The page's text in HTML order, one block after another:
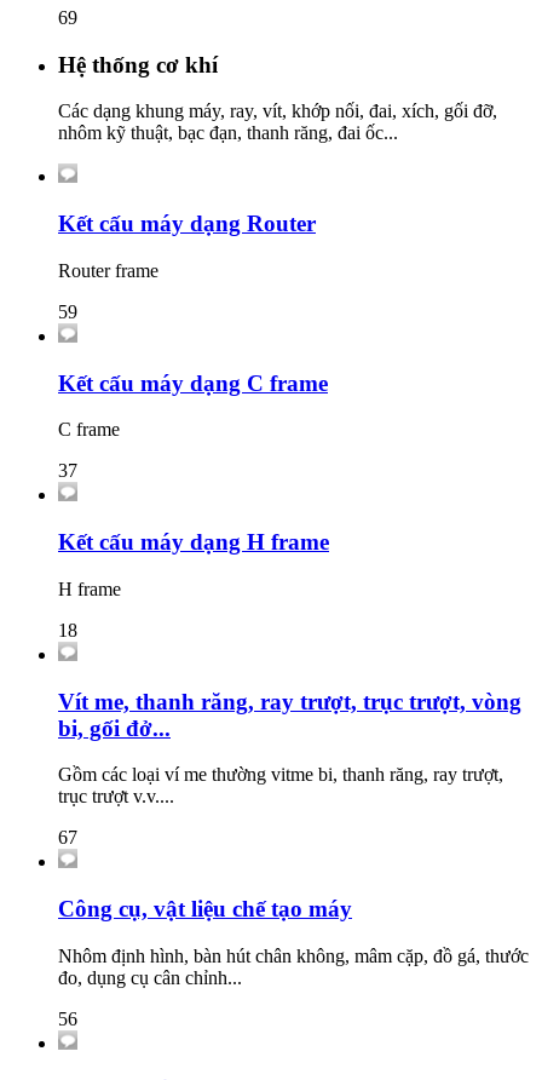
69
Hệ thống cơ khí
Các dạng khung máy, ray, vít, khớp nối, đai, xích, gối đỡ,
nhôm kỹ thuật, bạc đạn, thanh răng, đai ốc...
Kết cấu máy dạng Router
Router frame
59
Kết cấu máy dạng C frame
C frame
37
Kết cấu máy dạng H frame
H frame
18
Vít me, thanh răng, ray trượt, trục trượt, vòng
bi, gối đở...
Gồm các loại ví me thường vitme bi, thanh răng, ray trượt,
trục trượt v.v....
67
Công cụ, vật liệu chế tạo máy
Nhôm định hình, bàn hút chân không, mâm cặp, đồ gá, thước
đo, dụng cụ cân chỉnh...
56